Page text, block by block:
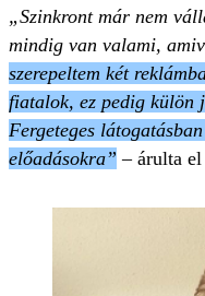
„Szinkront már nem
mindig van valami,
szerepeltem két
fiatalok, ez pedig külön
Fergeteges
előadásokra” –árulta el